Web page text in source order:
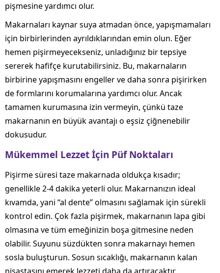
pişmesine yardımcı olur.
Makarnaları kaynar suya atmadan önce, yapışmamaları
için birbirlerinden ayrıldıklarından emin olun. Eğer
hemen pişirmeyecekseniz, unladığınız bir tepsiye
sererek hafifçe kurutabilirsiniz. Bu, makarnaların
birbirine yapışmasını engeller ve daha sonra pişirirken
de formlarını korumalarına yardımcı olur. Ancak
tamamen kurumasına izin vermeyin, çünkü taze
makarnanın en büyük avantajı o eşsiz çiğnenebilir
dokusudur.
Mükemmel Lezzet İçin Püf Noktaları
Pişirme süresi taze makarnada oldukça kısadır;
genellikle 2-4 dakika yeterli olur. Makarnanızın ideal
kıvamda, yani “al dente” olmasını sağlamak için sürekli
kontrol edin. Çok fazla pişirmek, makarnanın lapa gibi
olmasına ve tüm emeğinizin boşa gitmesine neden
olabilir. Suyunu süzdükten sonra makarnayı hemen
sosla buluşturun. Sosun sıcaklığı, makarnanın kalan